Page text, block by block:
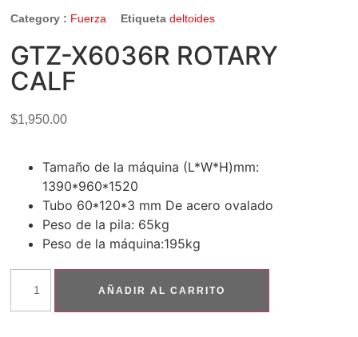
Category : Fuerza Etiqueta deltoides
GTZ-X6036R ROTARY
CALF
$1,950.00
Tamaño de la máquina (L*W*H)mm:
1390*960*1520
Tubo 60*120*3 mm De acero ovalado
Peso de la pila: 65kg
Peso de la máquina:195kg
AÑADIR AL CARRITO